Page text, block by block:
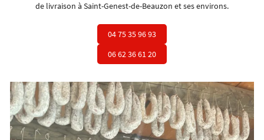
de livraison à Saint-Genest-de-Beauzon et ses environs.
04 75 35 96 93
06 62 36 61 20